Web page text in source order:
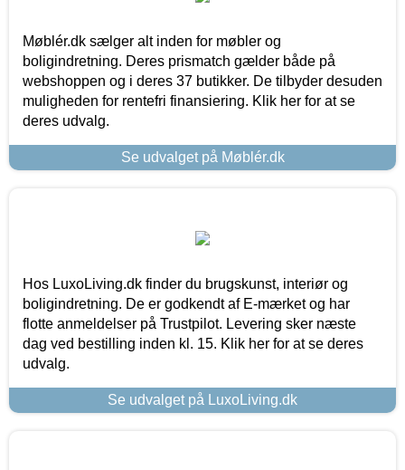
Møblér.dk sælger alt inden for møbler og
boligindretning. Deres prismatch gælder både på
webshoppen og i deres 37 butikker. De tilbyder desuden
muligheden for rentefri finansiering. Klik her for at se
deres udvalg.
Se udvalget på Møblér.dk
Hos LuxoLiving.dk finder du brugskunst, interiør og
boligindretning. De er godkendt af E-mærket og har
flotte anmeldelser på Trustpilot. Levering sker næste
dag ved bestilling inden kl. 15. Klik her for at se deres
udvalg.
Se udvalget på LuxoLiving.dk